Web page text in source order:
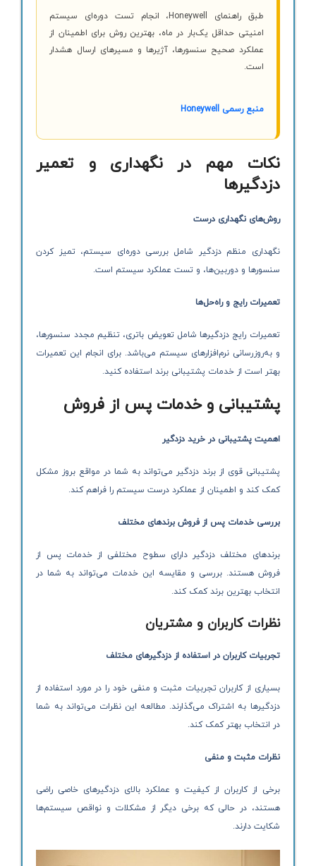
طبق راهنمای Honeywell، انجام تست دوره‌ای سیستم
امنیتی حداقل یک‌بار در ماه، بهترین روش برای اطمینان از
عملکرد صحیح سنسورها، آژیرها و مسیرهای ارسال هشدار
است.
منبع رسمی Honeywell
نکات مهم در نگهداری و تعمیر
دزدگیرها
روش‌های نگهداری درست
نگهداری منظم دزدگیر شامل بررسی دوره‌ای سیستم، تمیز کردن
سنسورها و دوربین‌ها، و تست عملکرد سیستم است.
تعمیرات رایج و راه‌حل‌ها
تعمیرات رایج دزدگیرها شامل تعویض باتری، تنظیم مجدد سنسورها،
و به‌روزرسانی نرم‌افزارهای سیستم می‌باشد. برای انجام این تعمیرات
بهتر است از خدمات پشتیبانی برند استفاده کنید.
پشتیبانی و خدمات پس از فروش
اهمیت پشتیبانی در خرید دزدگیر
پشتیبانی قوی از برند دزدگیر می‌تواند به شما در مواقع بروز مشکل
کمک کند و اطمینان از عملکرد درست سیستم را فراهم کند.
بررسی خدمات پس از فروش برندهای مختلف
برندهای مختلف دزدگیر دارای سطوح مختلفی از خدمات پس از
فروش هستند. بررسی و مقایسه این خدمات می‌تواند به شما در
انتخاب بهترین برند کمک کند.
نظرات کاربران و مشتریان
تجربیات کاربران در استفاده از دزدگیرهای مختلف
بسیاری از کاربران تجربیات مثبت و منفی خود را در مورد استفاده از
دزدگیرها به اشتراک می‌گذارند. مطالعه این نظرات می‌تواند به شما
در انتخاب بهتر کمک کند.
نظرات مثبت و منفی
برخی از کاربران از کیفیت و عملکرد بالای دزدگیرهای خاصی راضی
هستند، در حالی که برخی دیگر از مشکلات و نواقص سیستم‌ها
شکایت دارند.